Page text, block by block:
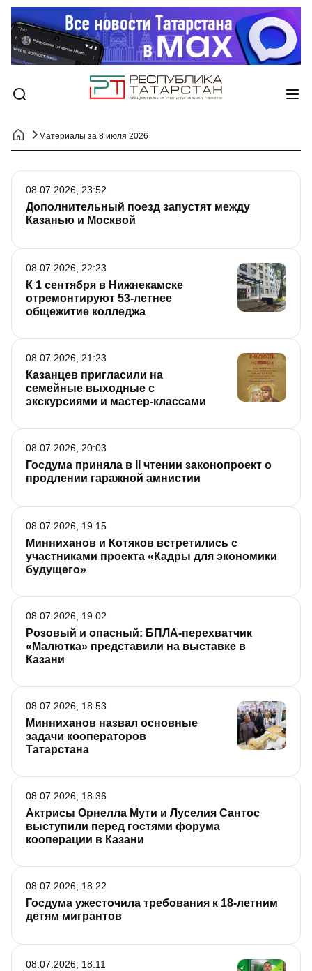
Материалы за 8 июля 2026
Дополнительный поезд запустят между
Казанью и Москвой
08.07.2026, 23:52
К 1 сентября в Нижнекамске
отремонтируют 53-летнее
общежитие колледжа
08.07.2026, 22:23
Казанцев пригласили на
семейные выходные с
экскурсиями и мастер-классами
08.07.2026, 21:23
Госдума приняла в II чтении законопроект о
продлении гаражной амнистии
08.07.2026, 20:03
Минниханов и Котяков встретились с
участниками проекта «Кадры для экономики
будущего»
08.07.2026, 19:15
Розовый и опасный: БПЛА-перехватчик
«Малютка» представили на выставке в
Казани
08.07.2026, 19:02
Минниханов назвал основные
задачи кооператоров
Татарстана
08.07.2026, 18:53
Актрисы Орнелла Мути и Луселия Сантос
выступили перед гостями форума
кооперации в Казани
08.07.2026, 18:36
Госдума ужесточила требования к 18-летним
детям мигрантов
08.07.2026, 18:22
08.07.2026, 18:11